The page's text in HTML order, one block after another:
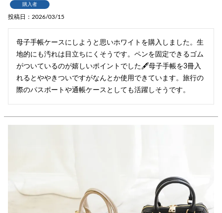
購入者
投稿日 2026/03/15
母子手帳ケースにしようと思いホワイトを購入しました。生
地的にも汚れは目立ちにくそうです。ペンを固定できるゴム
がついているのが嬉しいポイントでした🖋️母子手帳を3冊入
れるとややきついですがなんとか使用できています。旅行の
際のパスポートや通帳ケースとしても活躍しそうです。